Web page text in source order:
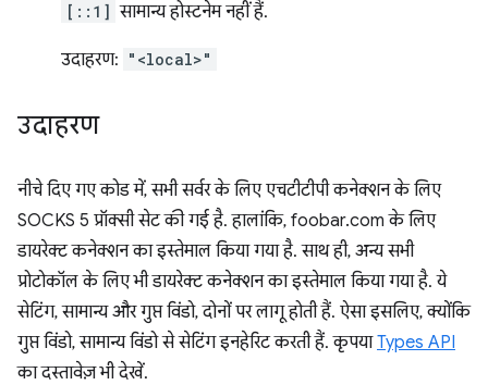
[::1] सामान्य होस्टनेम नहीं हैं.
उदाहरण: "<local>"
उदाहरण
नीचे दिए गए कोड में, सभी सर्वर के लिए एचटीटीपी कनेक्शन के लिए
SOCKS 5 प्रॉक्सी सेट की गई है. हालांकि, foobar.com के लिए
डायरेक्ट कनेक्शन का इस्तेमाल किया गया है. साथ ही, अन्य सभी
प्रोटोकॉल के लिए भी डायरेक्ट कनेक्शन का इस्तेमाल किया गया है. ये
सेटिंग, सामान्य और गुप्त विंडो, दोनों पर लागू होती हैं. ऐसा इसलिए, क्योंकि
गुप्त विंडो, सामान्य विंडो से सेटिंग इनहेरिट करती हैं. कृपयाTypes API
का दस्तावेज़ भी देखें.